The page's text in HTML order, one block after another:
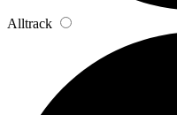
Alltrack